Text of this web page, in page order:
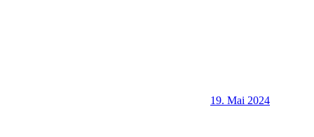
19. Mai 2024